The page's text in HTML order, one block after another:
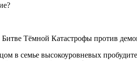
Тёмной Катастрофы против
в семье высокоуровневых